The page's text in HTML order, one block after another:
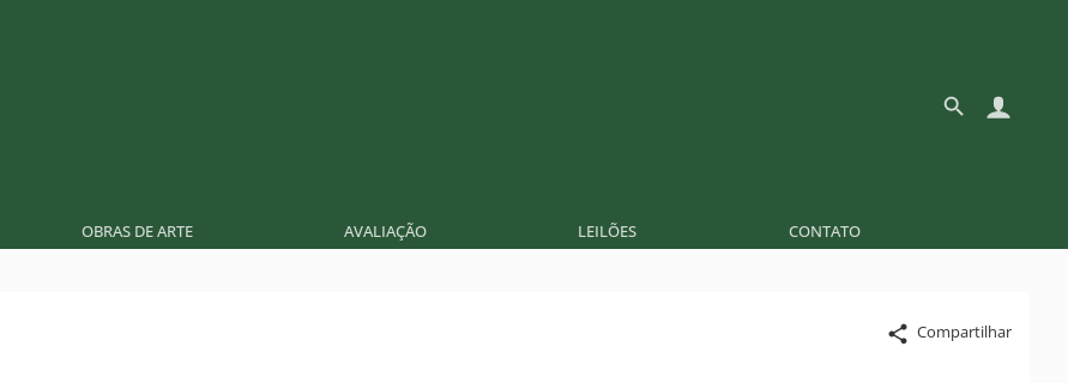
OBRAS DE ARTE AVALIAÇÃO LEILÕES CONTATO
Compartilhar